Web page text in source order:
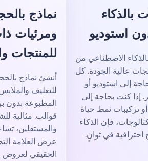
استوديو
الاصطناعي من
عالية الجودة. كل
إلى استوديو أو
إذا كنت بحاجة إلى
تركيبات نمط حياة
فإن الذكاء
في ثوانٍ.
نماذج
ومرئيات
للمنتجات
أنشئ نماذج
للتغليف والملابس
المطبوعة بدون
قوالب. مثالية
والمستقلين،
عرض العلامة
الحقيقي لعروض